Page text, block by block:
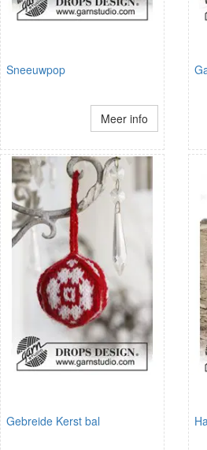
Sneeuwpop
Meer info
Gebreide Kerst bal